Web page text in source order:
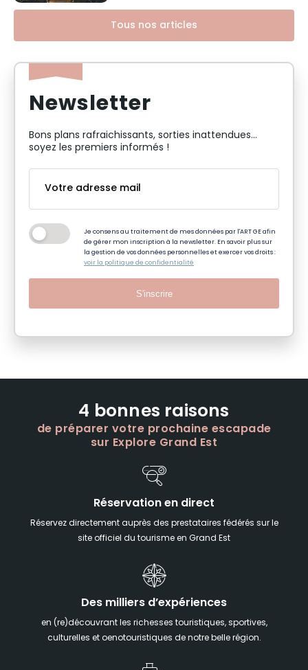
Tous nos articles
Newsletter
Bons plans rafraichissants, sorties inattendues…
soyez les premiers informés !
Je consens au traitement de mes données par l'ART GE afin
de gérer mon inscription à la newsletter. En savoir plus sur
la gestion de vos données personnelles et exercer vos droits :
voir la politique de confidentialité
S'inscrire
4 bonnes raisons
de préparer votre prochaine escapade
sur Explore Grand Est
Réservation en direct
Réservez directement auprès des prestataires fédérés sur le
site officiel du tourisme en Grand Est
Des milliers d’expériences
en (re)découvrant les richesses touristiques, sportives,
culturelles et oenotouristiques de notre belle région.